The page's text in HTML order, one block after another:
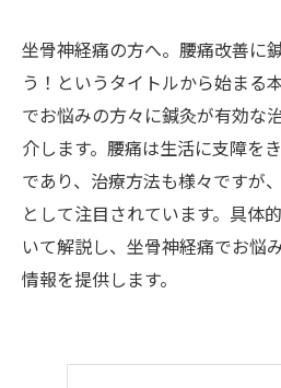
坐骨神経痛の方へ。腰痛改善に
う！というタイトルから始まる
でお悩みの方々に鍼灸が有効な
介します。腰痛は生活に支障を
であり、治療方法も様々ですが
として注目されています。具体
いて解説し、坐骨神経痛でお悩
情報を提供します。